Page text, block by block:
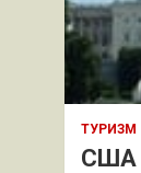
ТУРИЗМ
США